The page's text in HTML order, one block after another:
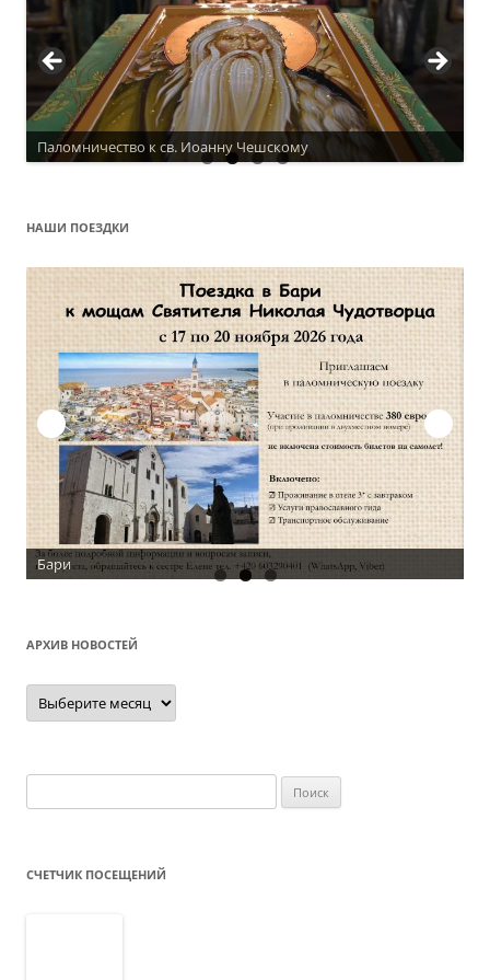
Паломничество к св. Иоанну Чешскому
НАШИ ПОЕЗДКИ
Бари
АРХИВ НОВОСТЕЙ
Архив
новостей
СЧЕТЧИК ПОСЕЩЕНИЙ